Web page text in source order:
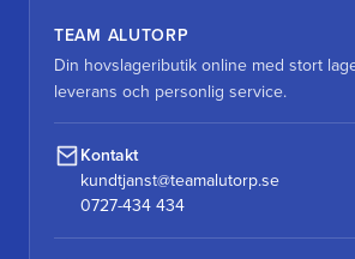
TEAM ALUTORP
Din hovslageributik online med stort
leverans och personlig service.
Kontakt
kundtjanst@teamalutorp.se
0727-434 434